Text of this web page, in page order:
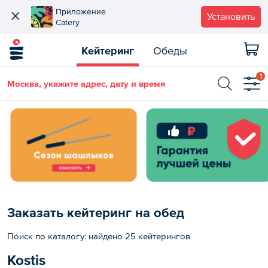
Приложение
Catery
Установить
Кейтеринг Обеды
Москва, укажите адрес, дату и время
1
Заказать кейтеринг на обед
Поиск по каталогу: найдено 25 кейтерингов
Kostis